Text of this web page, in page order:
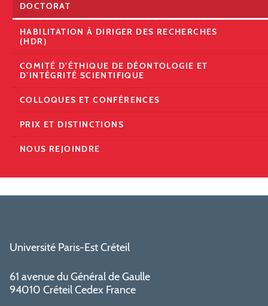
DOCTORAT
HABILITATION À DIRIGER DES RECHERCHES
(HDR)
COMITÉ D’ÉTHIQUE DE DÉONTOLOGIE ET
D’INTÉGRITÉ SCIENTIFIQUE
COLLOQUES ET CONFÉRENCES
PRIX ET DISTINCTIONS
NOUS REJOINDRE
Université Paris-Est Créteil
61 avenue du Général de Gaulle
94010 Créteil Cedex France